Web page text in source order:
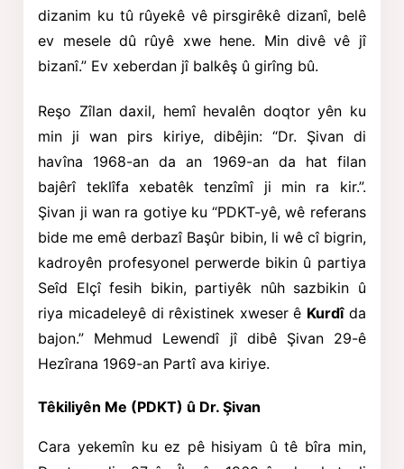
dizanim ku tû rûyekê vê pirsgirêkê dizanî, belê
ev mesele dû rûyê xwe hene. Min divê vê jî
bizanî.” Ev xeberdan jî balkêş û girîng bû.
Reşo Zîlan daxil, hemî hevalên doqtor yên ku
min ji wan pirs kiriye, dibêjin: “Dr. Şivan di
havîna 1968-an da an 1969-an da hat filan
bajêrî teklîfa xebatêk tenzîmî ji min ra kir.”.
Şivan ji wan ra gotiye ku “PDKT-yê, wê referans
bide me emê derbazî Başûr bibin, li wê cî bigrin,
kadroyên profesyonel perwerde bikin û partiya
Seîd Elçî fesih bikin, partiyêk nûh sazbikin û
riya micadeleyê di rêxistinek xweser ê Kurdîda
bajon.” Mehmud Lewendî jî dibê Şivan 29-ê
Hezîrana 1969-an Partî ava kiriye.
Têkiliyên Me (PDKT) û Dr. Şivan
Cara yekemîn ku ez pê hisiyam û tê bîra min,